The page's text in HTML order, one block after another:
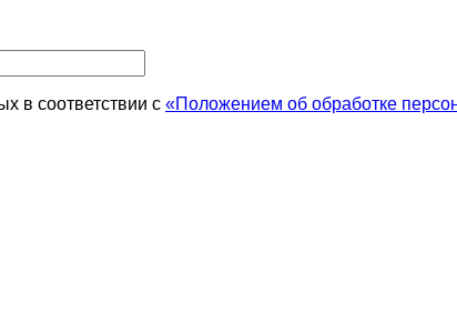
в соответствии с «Положением об обработке